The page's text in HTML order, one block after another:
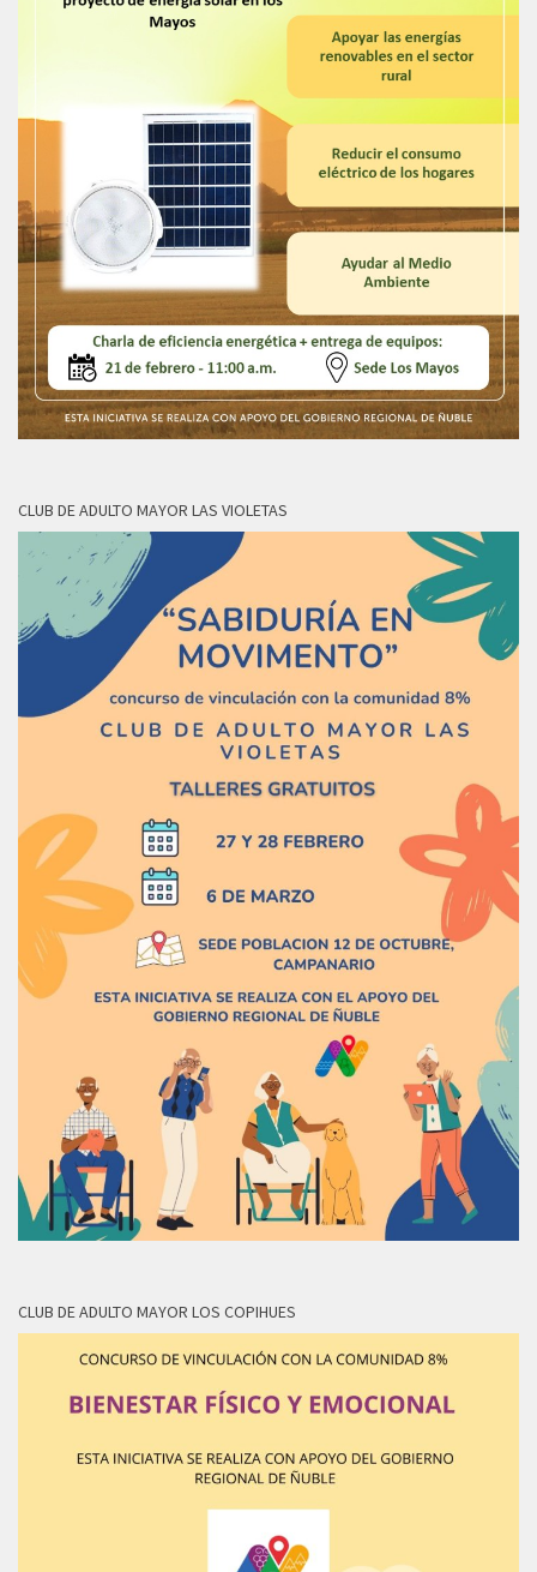
CLUB DE ADULTO MAYOR LAS VIOLETAS
CLUB DE ADULTO MAYOR LOS COPIHUES